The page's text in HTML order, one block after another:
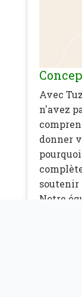
Avec
n'avez
donner
soutenir
Notre